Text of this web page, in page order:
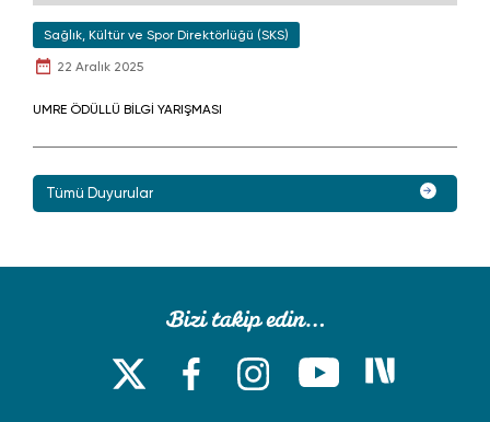
Sağlık, Kültür ve Spor Direktörlüğü (SKS)
22 Aralık 2025
UMRE ÖDÜLLÜ BİLGİ YARIŞMASI
Tümü Duyurular